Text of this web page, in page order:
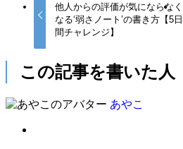
他人からの評価が気にならなく
なる‘弱さノート’の書き方【5日
間チャレンジ】
この記事を書いた人
あやこ